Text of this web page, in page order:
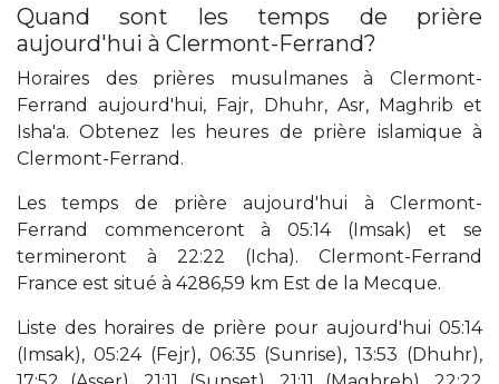
Quand sont les temps de prière
aujourd'hui à Clermont-Ferrand?
Horaires des prières musulmanes à Clermont-
Ferrand aujourd'hui, Fajr, Dhuhr, Asr, Maghrib et
Isha'a. Obtenez les heures de prière islamique à
Clermont-Ferrand.
Les temps de prière aujourd'hui à Clermont-
Ferrand commenceront à 05:14 (Imsak) et se
termineront à 22:22 (Icha). Clermont-Ferrand
France est situé à 4286,59 km Est de la Mecque.
Liste des horaires de prière pour aujourd'hui 05:14
(Imsak), 05:24 (Fejr), 06:35 (Sunrise), 13:53 (Dhuhr),